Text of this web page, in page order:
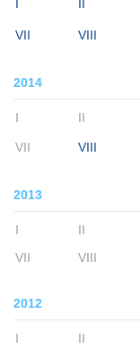
I II
VII VIII
2014
I II
VII VIII
2013
I II
VII
VIII
2012
I II